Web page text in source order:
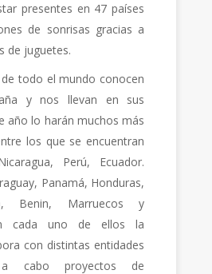
presentes en 47 países
de sonrisas gracias a
de juguetes.
todo el mundo conocen
y nos llevan en sus
año lo harán muchos más
los que se encuentran
Perú, Ecuador.
Panamá, Honduras,
Benin, Marruecos y
cada uno de ellos la
con distintas entidades
cabo proyectos de